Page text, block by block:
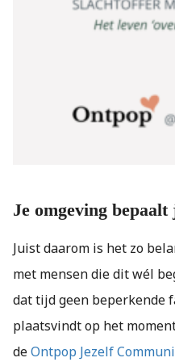
Je omgeving
Juist daarom is het zo
met mensen die dit wél
dat tijd geen beperkende
plaatsvindt op het
deOntpop Jezelf